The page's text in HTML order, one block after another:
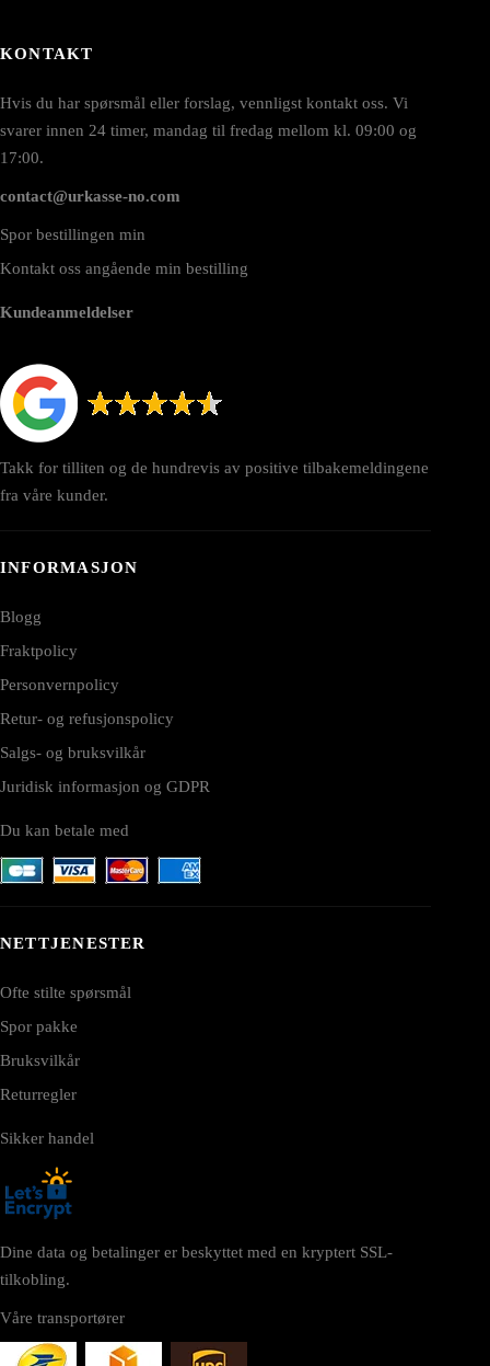
KONTAKT
Hvis du har spørsmål eller forslag, vennligst kontakt oss. Vi
svarer innen 24 timer, mandag til fredag mellom kl. 09:00 og
17:00.
contact@urkasse-no.com
Spor bestillingen min
Kontakt oss angående min bestilling
Kundeanmeldelser
Takk for tilliten og de hundrevis av positive tilbakemeldingene
fra våre kunder.
INFORMASJON
Blogg
Fraktpolicy
Personvernpolicy
Retur- og refusjonspolicy
Salgs- og bruksvilkår
Juridisk informasjon og GDPR
Du kan betale med
NETTJENESTER
Ofte stilte spørsmål
Spor pakke
Bruksvilkår
Returregler
Sikker handel
Dine data og betalinger er beskyttet med en kryptert SSL-
tilkobling.
Våre transportører